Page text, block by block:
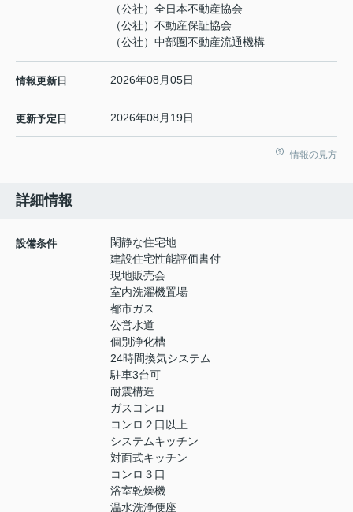
（公社）全日本不動産協会
（公社）不動産保証協会
（公社）中部圏不動産流通機構
情報更新日 2026年08月05日
更新予定日 2026年08月19日
情報の見方
詳細情報
設備条件
閑静な住宅地
建設住宅性能評価書付
現地販売会
室内洗濯機置場
都市ガス
公営水道
個別浄化槽
24時間換気システム
駐車3台可
耐震構造
ガスコンロ
コンロ２口以上
システムキッチン
対面式キッチン
コンロ３口
浴室乾燥機
温水洗浄便座